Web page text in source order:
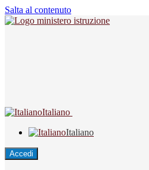
Salta al contenuto
Italiano
Italiano
Accedi